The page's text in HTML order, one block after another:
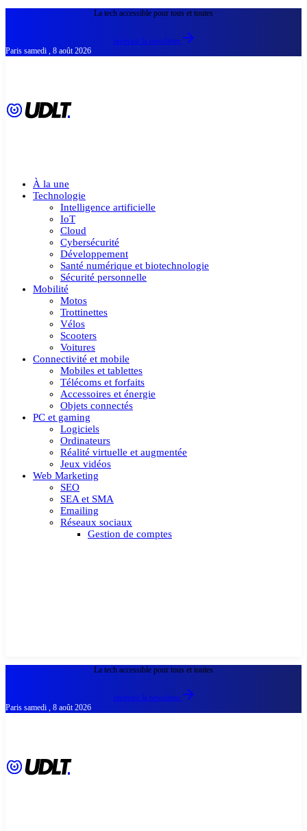
La tech accessible pour tous et toutes
recevoir la newsletter
Paris samedi , 8 août 2026
À la une
Technologie
Intelligence artificielle
IoT
Cloud
Cybersécurité
Développement
Santé numérique et biotechnologie
Sécurité personnelle
Mobilité
Motos
Trottinettes
Vélos
Scooters
Voitures
Connectivité et mobile
Mobiles et tablettes
Télécoms et forfaits
Accessoires et énergie
Objets connectés
PC et gaming
Logiciels
Ordinateurs
Réalité virtuelle et augmentée
Jeux vidéos
Web Marketing
SEO
SEA et SMA
Emailing
Réseaux sociaux
Gestion de comptes
La tech accessible pour tous et toutes
recevoir la newsletter
Paris samedi , 8 août 2026